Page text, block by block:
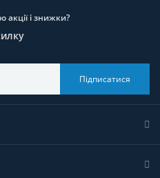
акції і знижки?
Підписатися